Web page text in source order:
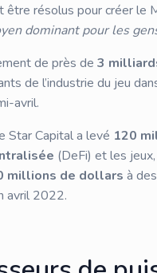
résolus pour créer le
dominant pour les
de près de 3
de l’industrie du jeu
avril.
Star Capital a levé 120
(DeFi) et les
millions de dollars à
avril 2022.